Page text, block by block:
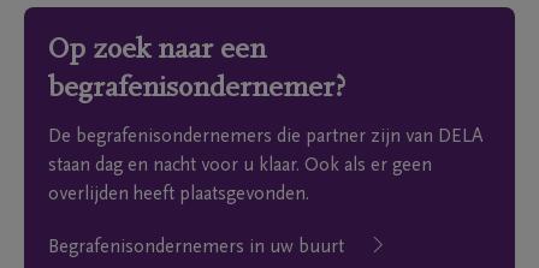
Op zoek naar een
begrafenisondernemer?
De begrafenisondernemers die partner zijn van DELA
staan dag en nacht voor u klaar. Ook als er geen
overlijden heeft plaatsgevonden.
Begrafenisondernemers in uw buurt